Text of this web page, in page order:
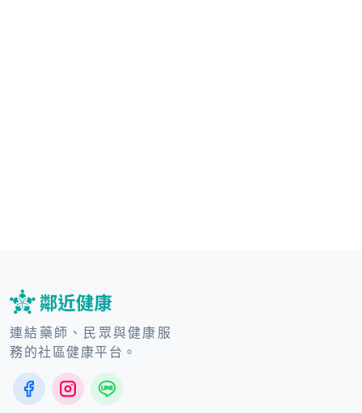
連結藥師、民眾與健康服
務的社區健康平台。